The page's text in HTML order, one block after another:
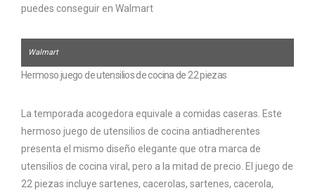
Walmart
Hermoso juego de utensilios de cocina de 22 piezas
La temporada acogedora equivale a comidas caseras. Este
hermoso juego de utensilios de cocina antiadherentes
presenta el mismo diseño elegante que otra marca de
utensilios de cocina viral, pero a la mitad de precio. El juego de
22 piezas incluye sartenes, cacerolas, sartenes, cacerola,